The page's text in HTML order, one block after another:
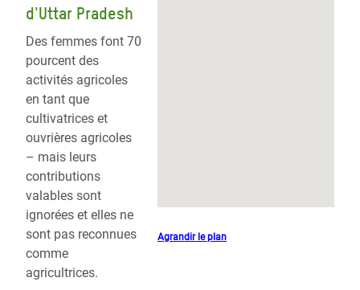
Agrandir le plan
d'Uttar Pradesh
Des femmes font 70
pourcent des
activités agricoles
en tant que
cultivatrices et
ouvrières agricoles
– mais leurs
contributions
valables sont
ignorées et elles ne
sont pas reconnues
comme
agricultrices.